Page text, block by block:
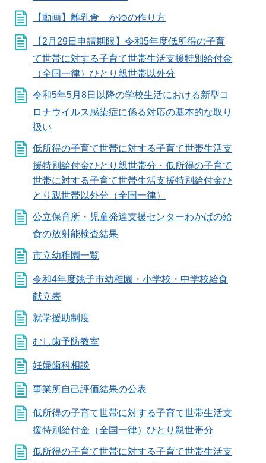
【動画】離乳食 かゆの作り方
【2月29日申請期限】令和5年度低所得の子育
て世帯に対する子育て世帯生活支援特別給付金
（全国一律）ひとり親世帯以外分
令和5年5月8日以降の学校生活における新型コ
ロナウイルス感染症に係る対応の基本的な取り
扱い
低所得の子育て世帯に対する子育て世帯生活支
援特別給付金ひとり親世帯分・低所得の子育て
世帯に対する子育て世帯生活支援特別給付金ひ
とり親世帯以外分（全国一律）
公立保育所・児童発達支援センターわかばの給
食の放射能検査結果
市立幼稚園一覧
令和4年度銚子市幼稚園・小学校・中学校給食
献立表
就学援助制度
むし歯予防教室
妊婦歯科相談
事業所自己評価結果の公表
低所得の子育て世帯に対する子育て世帯生活支
援特別給付金（全国一律）ひとり親世帯分
低所得の子育て世帯に対する子育て世帯生活支